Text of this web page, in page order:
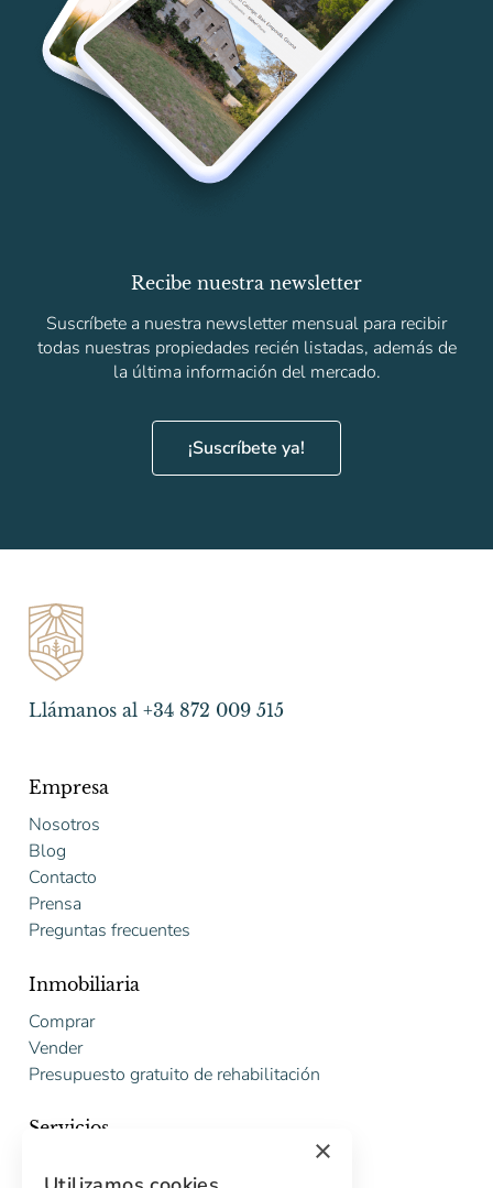
Recibe nuestra newsletter
Suscríbete a nuestra newsletter mensual para recibir
todas nuestras propiedades recién listadas, además de
la última información del mercado.
¡Suscríbete ya!
Llámanos al +34 872 009 515
Empresa
Nosotros
Blog
Contacto
Prensa
Preguntas frecuentes
Inmobiliaria
Comprar
Vender
Presupuesto gratuito de rehabilitación
Servicios
×